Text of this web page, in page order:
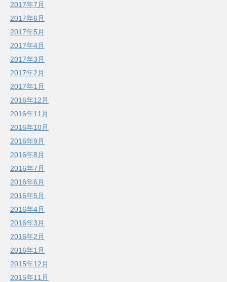
2017年7月
2017年6月
2017年5月
2017年4月
2017年3月
2017年2月
2017年1月
2016年12月
2016年11月
2016年10月
2016年9月
2016年8月
2016年7月
2016年6月
2016年5月
2016年4月
2016年3月
2016年2月
2016年1月
2015年12月
2015年11月